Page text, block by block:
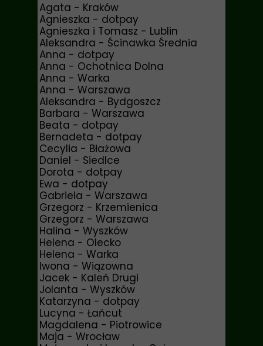
Agata - Kraków
Agnieszka - dotpay
Agnieszka i Tomasz - Lublin
Aleksandra - Ścinawka Średnia
Anna - dotpay
Anna - Ochotnica Dolna
Anna - Warka
Anna - Warszawa
Aleksandra - Bydgoszcz
Barbara - Warszawa
Beata - dotpay
Bernadeta - dotpay
Cecylia - Błażowa
Daniel - Siedlce
Dorota - dotpay
Ewa - dotpay
Gabriela - Warszawa
Grzegorz - Krzemienica
Grzegorz - Warszawa
Halina - Wyszków
Helena - Olecko
Helena - Warka
Iwona - Wiązowna
Jacek - Kaleń Drugi
Jolanta - Wyszków
Katarzyna - dotpay
Lucyna - Łańcut
Magdalena - Piotrowice
Maja - Wrocław